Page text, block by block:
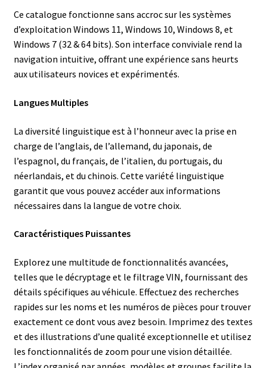
Ce catalogue fonctionne sans accroc sur les systèmes
d’exploitation Windows 11, Windows 10, Windows 8, et
Windows 7 (32 & 64 bits). Son interface conviviale rend la
navigation intuitive, offrant une expérience sans heurts
aux utilisateurs novices et expérimentés.
Langues Multiples
La diversité linguistique est à l’honneur avec la prise en
charge de l’anglais, de l’allemand, du japonais, de
l’espagnol, du français, de l’italien, du portugais, du
néerlandais, et du chinois. Cette variété linguistique
garantit que vous pouvez accéder aux informations
nécessaires dans la langue de votre choix.
Caractéristiques Puissantes
Explorez une multitude de fonctionnalités avancées,
telles que le décryptage et le filtrage VIN, fournissant des
détails spécifiques au véhicule. Effectuez des recherches
rapides sur les noms et les numéros de pièces pour trouver
exactement ce dont vous avez besoin. Imprimez des textes
et des illustrations d’une qualité exceptionnelle et utilisez
les fonctionnalités de zoom pour une vision détaillée.